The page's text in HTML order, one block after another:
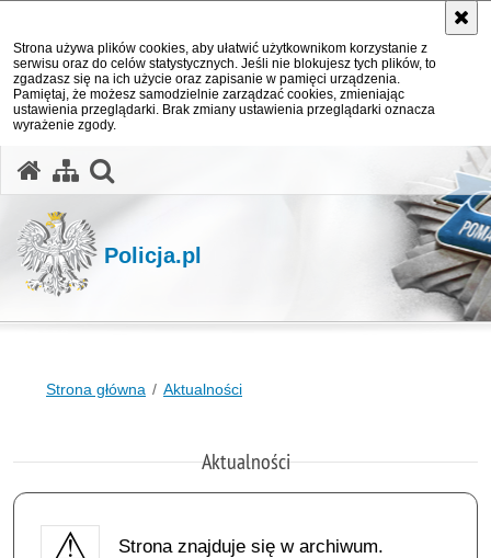
Strona używa plików cookies, aby ułatwić użytkownikom korzystanie z
serwisu oraz do celów statystycznych. Jeśli nie blokujesz tych plików, to
zgadzasz się na ich użycie oraz zapisanie w pamięci urządzenia.
Pamiętaj, że możesz samodzielnie zarządzać cookies, zmieniając
ustawienia przeglądarki. Brak zmiany ustawienia przeglądarki oznacza
wyrażenie zgody.
Policja.pl
Strona główna Aktualności
Aktualności
Strona znajduje się w archiwum.